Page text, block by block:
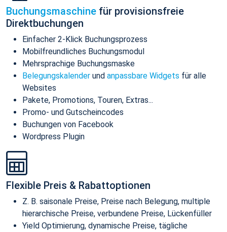
Buchungsmaschine für provisionsfreie
Direktbuchungen
Einfacher 2-Klick Buchungsprozess
Mobilfreundliches Buchungsmodul
Mehrsprachige Buchungsmaske
Belegungskalender und anpassbare Widgets für alle
Websites
Pakete, Promotions, Touren, Extras...
Promo- und Gutscheincodes
Buchungen von Facebook
Wordpress Plugin
Flexible Preis & Rabattoptionen
Z. B. saisonale Preise, Preise nach Belegung, multiple
hierarchische Preise, verbundene Preise, Lückenfüller
Yield Optimierung, dynamische Preise, tägliche